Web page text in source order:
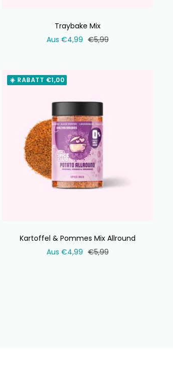
Traybake Mix
Verkaufspreis
Aus €4,99 Normaler
€5,99
☀️ RABATT €1,00
Kartoffel & Pommes Mix Allround
Verkaufspreis
Aus €4,99 Normaler
€5,99